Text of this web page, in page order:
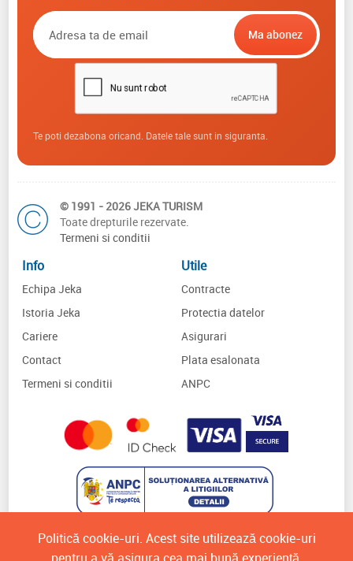
Politică cookie-uri. Acest site utilizează cookie-uri
Te poti dezabona oricand. Datele tale sunt in siguranta.
© 1991 - 2026 JEKA TURISM
Toate drepturile rezervate.
Termeni si conditii
Info
Echipa Jeka
Istoria Jeka
Cariere
Contact
Termeni si conditii
Utile
Contracte
Protectia datelor
Asigurari
Plata esalonata
ANPC